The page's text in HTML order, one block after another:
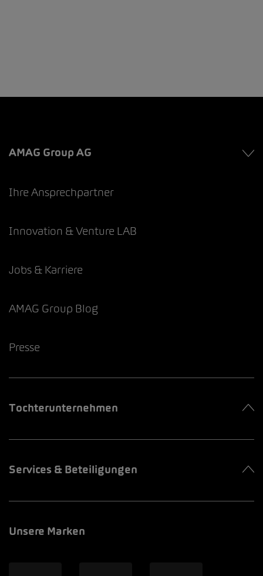
AMAG Group AG
Ihre Ansprechpartner
Innovation & Venture LAB
Jobs & Karriere
AMAG Group Blog
Presse
Tochterunternehmen
Services & Beteiligungen
Unsere Marken